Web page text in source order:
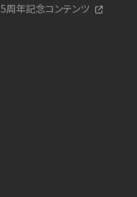
5周年記念コンテンツ